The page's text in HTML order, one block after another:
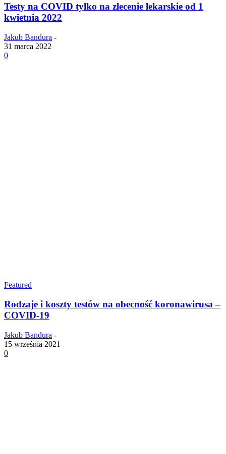
Testy na COVID tylko na zlecenie lekarskie od 1
kwietnia 2022
Jakub Bandura -
31 marca 2022
0
Featured
Rodzaje i koszty testów na obecność koronawirusa –
COVID-19
Jakub Bandura -
15 września 2021
0